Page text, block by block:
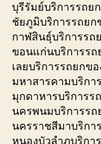
บุรีรัมย์บริการรถย
ชัยภูมิบริการรถยก
กาฬสินธุ์บริการรถ
ขอนแก่นบริการร
เลยบริการรถยกข
มหาสารคามบริกา
มุกดาหารบริการร
นครพนมบริการร
นครราชสีมาบริกา
หนองบัวลำภูบริกา